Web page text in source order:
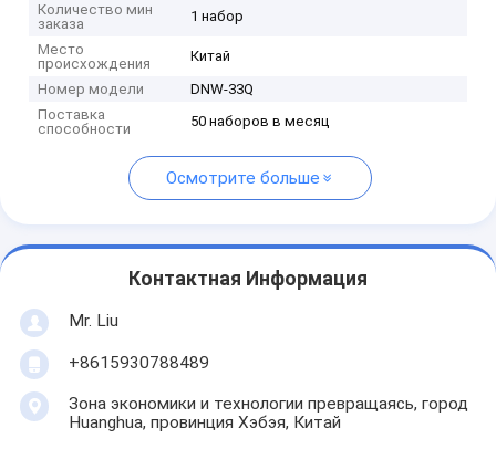
Количество мин
заказа
1 набор
Место
происхождения
Китай
Номер модели
DNW-33Q
Поставка
способности
50 наборов в месяц
Осмотрите больше
Контактная Информация
Mr. Liu
+8615930788489
Зона экономики и технологии превращаясь, город
Huanghua, провинция Хэбэя, Китай